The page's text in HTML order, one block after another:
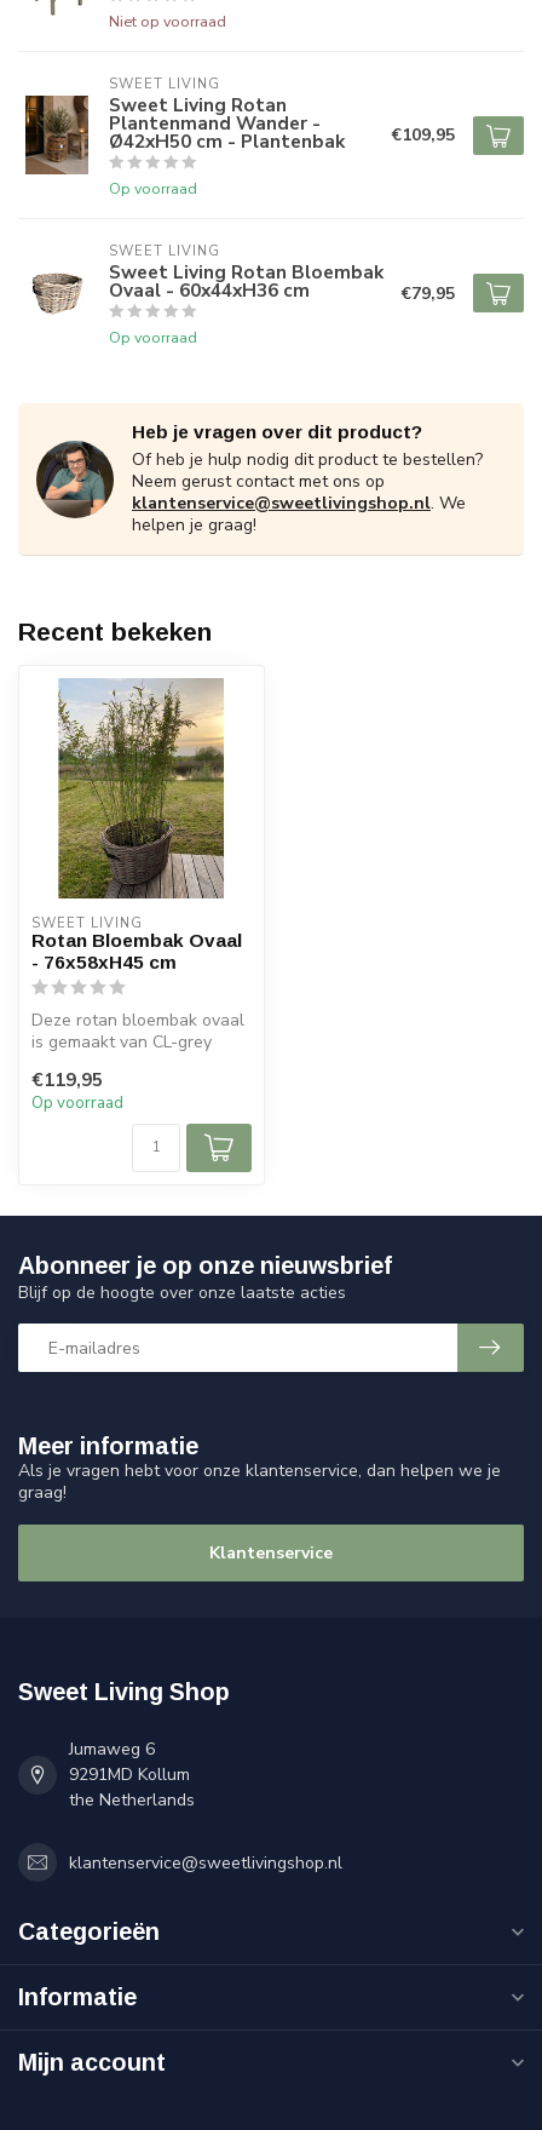
Niet op voorraad
SWEET LIVING
Sweet Living Rotan
Plantenmand Wander -
Ø42xH50 cm - Plantenbak
Op voorraad
€109,95
SWEET LIVING
Sweet Living Rotan Bloembak
Ovaal - 60x44xH36 cm
Op voorraad
€79,95
Heb je vragen over dit product?
Of heb je hulp nodig dit product te bestellen?
Neem gerust contact met ons op
klantenservice@sweetlivingshop.nl. We
helpen je graag!
Recent bekeken
SWEET LIVING
Rotan Bloembak Ovaal
- 76x58xH45 cm
Deze rotan bloembak ovaal
is gemaakt van CL-grey
handvatt...
€119,95
Op voorraad
Meer informatie
Als je vragen hebt voor onze klantenservice, dan helpen we je
graag!
Klantenservice
Abonneer je op onze nieuwsbrief
Blijf op de hoogte over onze laatste acties
Sweet Living Shop
Jumaweg 6
9291MD Kollum
the Netherlands
klantenservice@sweetlivingshop.nl
Categorieën
Informatie
Mijn account